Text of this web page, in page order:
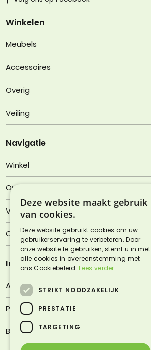
Winkelen
Meubels
Accessoires
Overig
Veiling
Navigatie
Winkel
Over Lentjheuvel
Veelgestelde vragen
Contact
Informatie
Algemene voorwaarden
Privacyverklaring
Bezorgen & afhalen
Deze website maakt gebruik
van cookies.
Deze website gebruikt cookies om uw
gebruikerservaring te verbeteren. Door
onze website te gebruiken, stemt u in met
alle cookies in overeenstemming met
ons Cookiebeleid. Lees verder
STRIKT NOODZAKELIJK
PRESTATIE
TARGETING